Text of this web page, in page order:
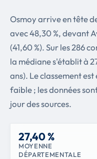
Osmoy arrive en tête
avec 48,30 %, devant
(41,60 %). Sur les 286
la médiane s'établit à
ans). Le classement
faible ; les données
jour des sources.
27,40 %
MOYENNE
DÉPARTEMENTALE